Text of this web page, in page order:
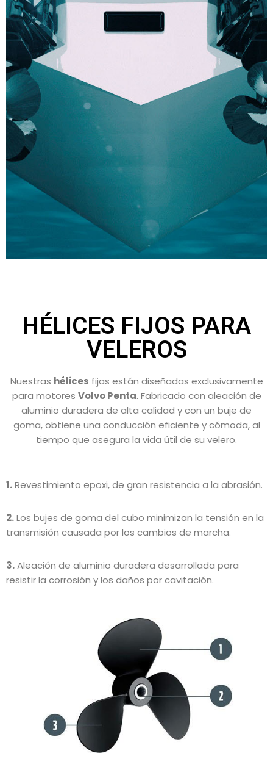
HÉLICES FIJOS PARA
VELEROS
Nuestras hélices fijas están diseñadas exclusivamente
para motores Volvo Penta. Fabricado con aleación de
aluminio duradera de alta calidad y con un buje de
goma, obtiene una conducción eficiente y cómoda, al
tiempo que asegura la vida útil de su velero.
1.Revestimiento epoxi, de gran resistencia a la abrasión.
2.Los bujes de goma del cubo minimizan la tensión en la
transmisión causada por los cambios de marcha.
3.Aleación de aluminio duradera desarrollada para
resistir la corrosión y los daños por cavitación.